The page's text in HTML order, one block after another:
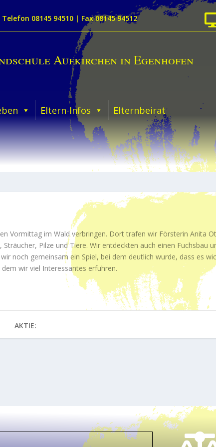
Telefon 08145 94510 | Fax 08145 94512
Aufkirchen in Egenhofen
Eltern-Infos
Elternbeirat
Vormittag im Wald verbringen. Dort trafen wir Försterin Anita
Pilze und Tiere. Wir entdeckten auch einen Fuchsbau
noch gemeinsam ein Spiel, bei dem deutlich wurde, dass es
wir viel Interessantes erfuhren.
AKTIE: